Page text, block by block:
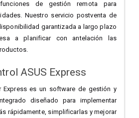
de gestión remota para
Nuestro servicio postventa de
garantizada a largo plazo
a planificar con antelación las
ASUS Express
Express es un software de gestión y
diseñado para implementar
rápidamente, simplificarlas y mejorar